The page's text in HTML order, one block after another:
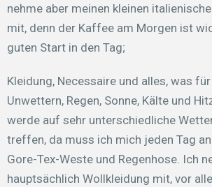
nehme aber meinen kleinen
mit, denn der Kaffee am Morgen ist
guten Start in den Tag;
Kleidung, Necessaire und alles, was
Unwettern, Regen, Sonne, Kälte und
werde auf sehr unterschiedliche
treffen, da muss ich mich jeden Tag
Gore-Tex-Weste und Regenhose. Ich
hauptsächlich Wollkleidung mit, vor